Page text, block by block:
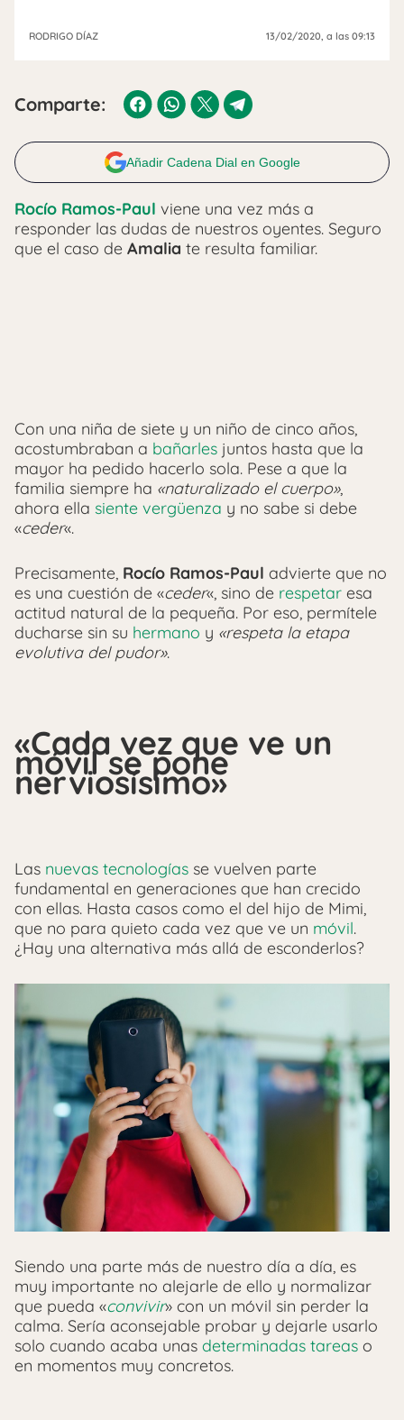
RODRIGO DÍAZ 13/02/2020 , a las 09:13
Comparte:
Añadir Cadena Dial en Google
Rocío Ramos-Paul viene una vez más a
responder las dudas de nuestros oyentes. Seguro
que el caso de Amalia te resulta familiar.
Con una niña de siete y un niño de cinco años,
acostumbraban a bañarles juntos hasta que la
mayor ha pedido hacerlo sola. Pese a que la
familia siempre ha «naturalizado el cuerpo»,
ahora ella siente vergüenza y no sabe si debe
«ceder«.
Precisamente, Rocío Ramos-Paul advierte que no
es una cuestión de «ceder«, sino de respetar esa
actitud natural de la pequeña. Por eso, permítele
ducharse sin su hermano y «respeta la etapa
evolutiva del pudor».
«Cada vez que ve un
móvil se pone
nerviosísimo»
Las nuevas tecnologías se vuelven parte
fundamental en generaciones que han crecido
con ellas. Hasta casos como el del hijo de Mimi,
que no para quieto cada vez que ve un móvil.
¿Hay una alternativa más allá de esconderlos?
Siendo una parte más de nuestro día a día, es
muy importante no alejarle de ello y normalizar
que pueda «convivir» con un móvil sin perder la
calma. Sería aconsejable probar y dejarle usarlo
solo cuando acaba unas determinadas tareas o
en momentos muy concretos.